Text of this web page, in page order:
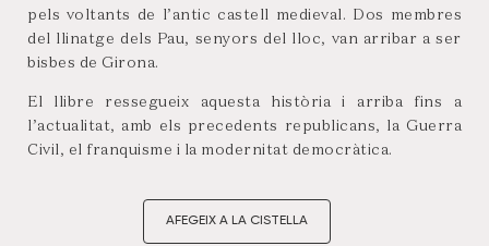
pels voltants de l’antic castell medieval. Dos membres
del llinatge dels Pau, senyors del lloc, van arribar a ser
bisbes de Girona.
El llibre ressegueix aquesta història i arriba fins a
l’actualitat, amb els precedents republicans, la Guerra
Civil, el franquisme i la modernitat democràtica.
AFEGEIX A LA CISTELLA